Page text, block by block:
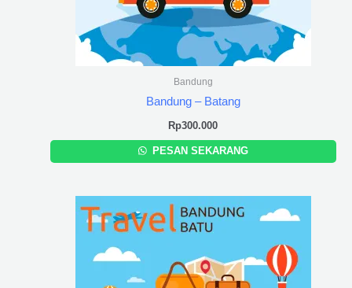
Bandung
Bandung – Batang
Rp300.000
PESAN SEKARANG